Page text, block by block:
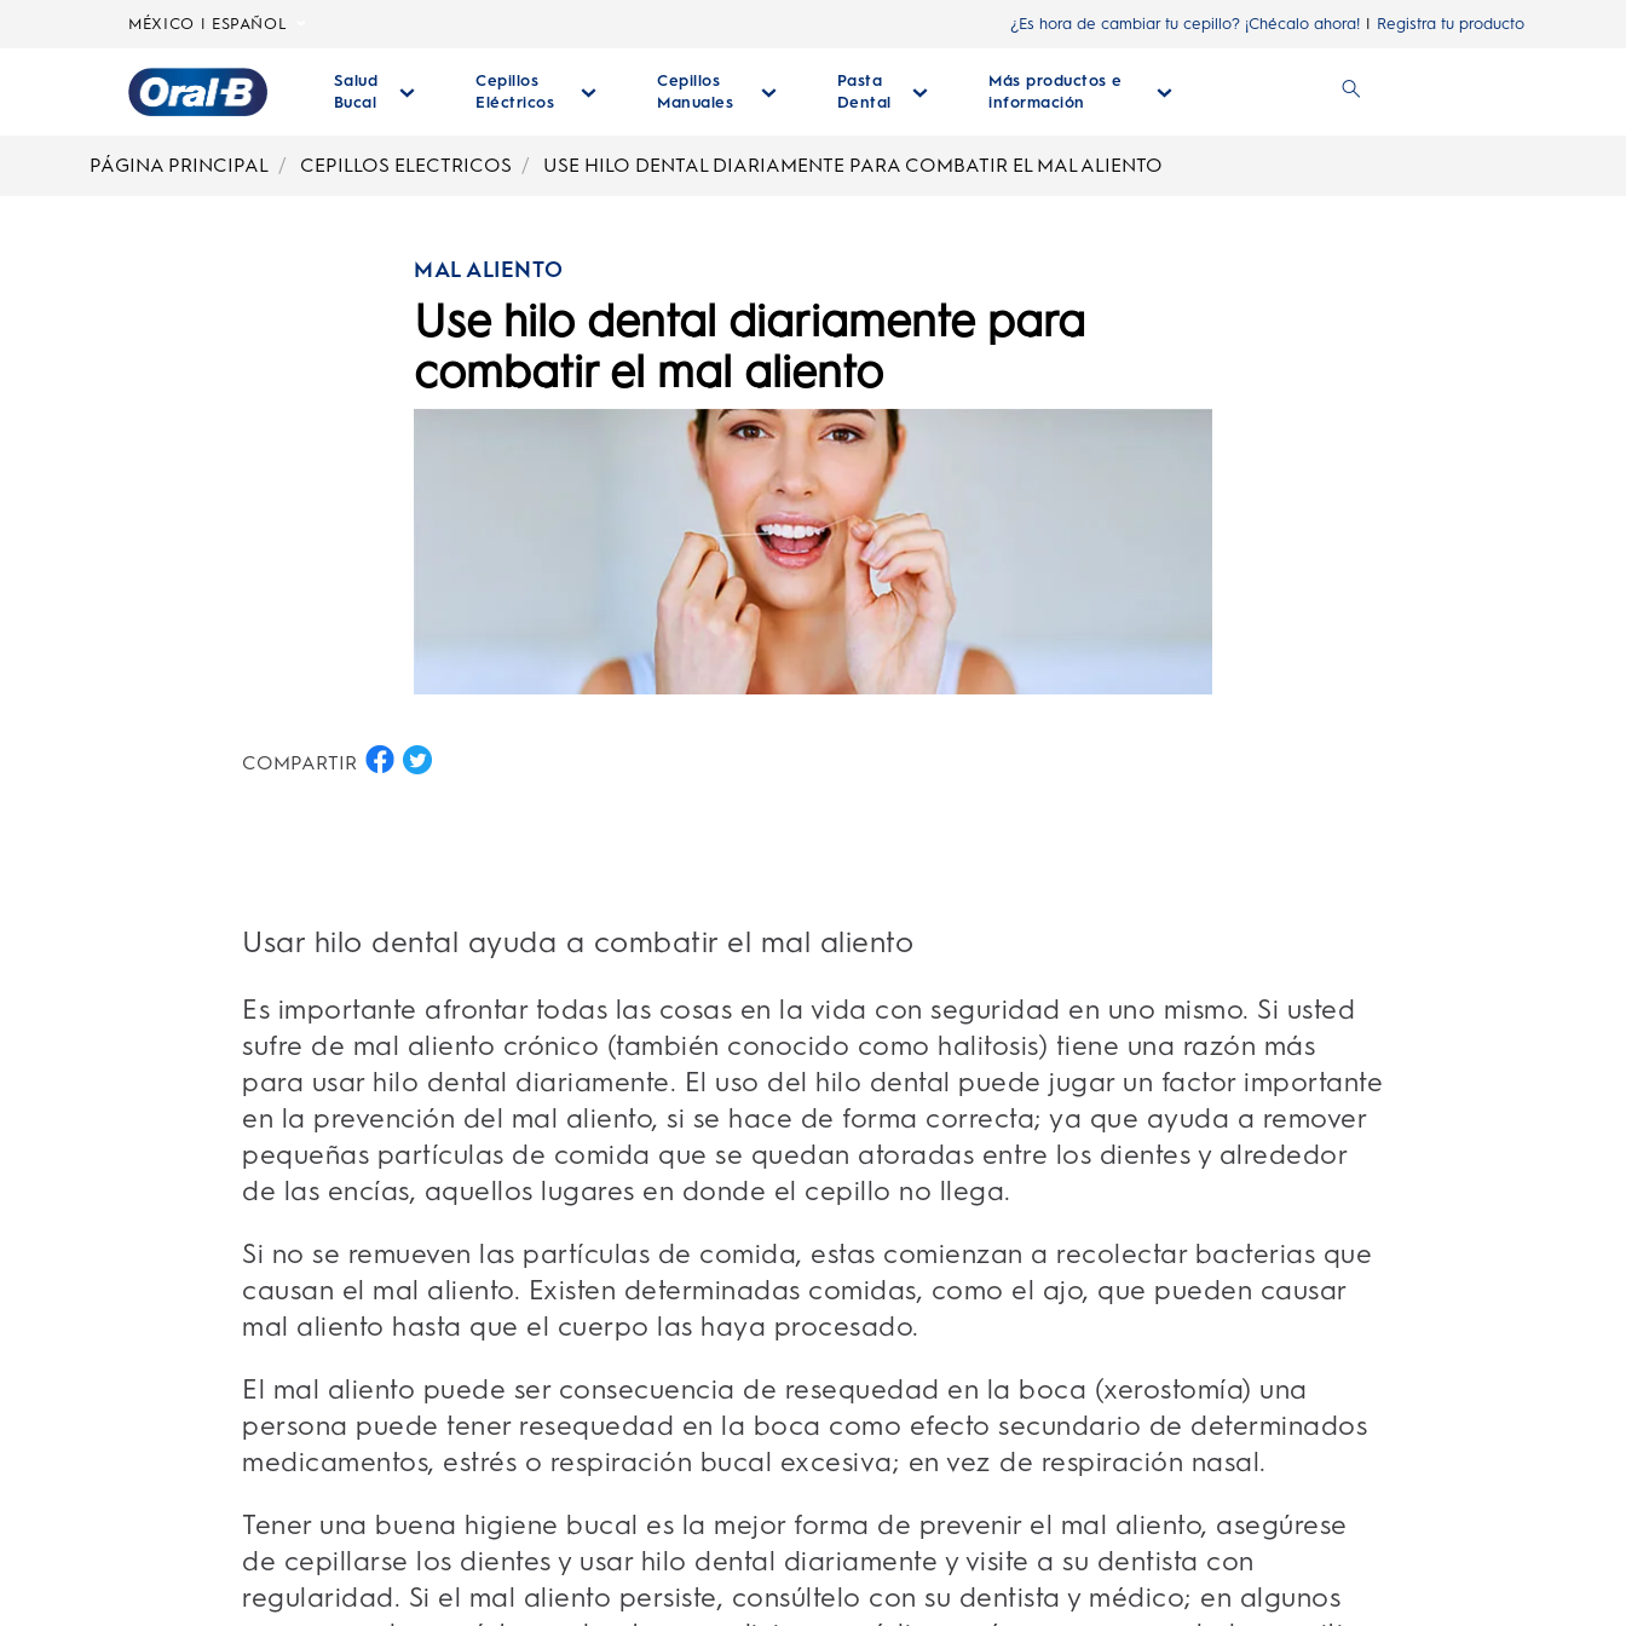
MÉXICO | ESPAÑOL ¿Es hora de cambiar tu cepillo? ¡Chécalo ahora! Registra tu producto
principal
Salud
Bucal
Cepillos
Eléctricos
Cepillos
Manuales
Pasta
Dental
Más productos e
información
PÁGINA PRINCIPAL CEPILLOS ELECTRICOS USE HILO DENTAL DIARIAMENTE PARA COMBATIR EL MAL ALIENTO
MAL ALIENTO
Use hilo dental diariamente para
combatir el mal aliento
COMPARTIR
Usar hilo dental ayuda a combatir el mal aliento
Es importante afrontar todas las cosas en la vida con seguridad en uno mismo. Si usted
sufre de mal aliento crónico (también conocido como halitosis) tiene una razón más
para usar hilo dental diariamente. El uso del hilo dental puede jugar un factor importante
en la prevención del mal aliento, si se hace de forma correcta; ya que ayuda a remover
pequeñas partículas de comida que se quedan atoradas entre los dientes y alrededor
de las encías, aquellos lugares en donde el cepillo no llega.
Si no se remueven las partículas de comida, estas comienzan a recolectar bacterias que
causan el mal aliento. Existen determinadas comidas, como el ajo, que pueden causar
mal aliento hasta que el cuerpo las haya procesado.
El mal aliento puede ser consecuencia de resequedad en la boca (xerostomía) una
persona puede tener resequedad en la boca como efecto secundario de determinados
medicamentos, estrés o respiración bucal excesiva; en vez de respiración nasal.
Tener una buena higiene bucal es la mejor forma de prevenir el mal aliento, asegúrese
de cepillarse los dientes y usar hilo dental diariamente y visite a su dentista con
regularidad. Si el mal aliento persiste, consúltelo con su dentista y médico; en algunos